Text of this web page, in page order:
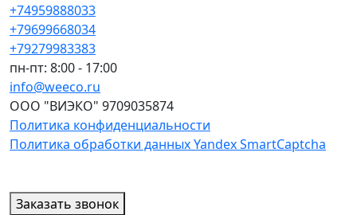
+74959888033
+79699668034
+79279983383
пн-пт: 8:00 - 17:00
info@weeco.ru
ООО "ВИЭКО" 9709035874
Политика конфиденциальности
Политика обработки данных Yandex SmartCaptcha
Заказать звонок